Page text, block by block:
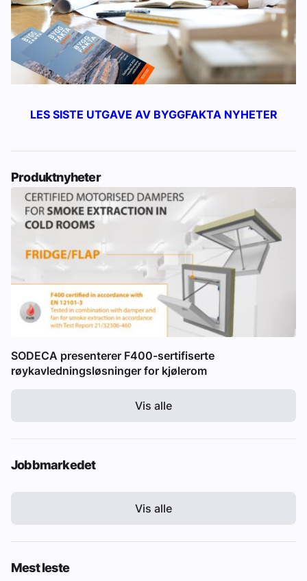
LES SISTE UTGAVE AV BYGGFAKTA NYHETER
Produktnyheter
SODECA presenterer F400-sertifiserte
røykavledningsløsninger for kjølerom
Vis alle
Jobbmarkedet
Vis alle
Mest leste